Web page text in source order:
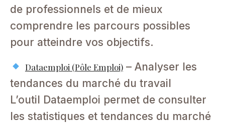
de professionnels et de mieux
comprendre les parcours possibles
pour atteindre vos objectifs.
Dataemploi (Pôle Emploi)– Analyser les
tendances du marché du travail
L’outil Dataemploi permet de consulter
les statistiques et tendances du marché